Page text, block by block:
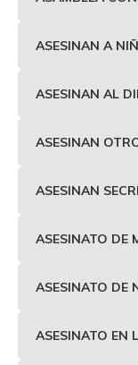
ASESINAN A
ASESINAN AL
ASESINAN
ASESINAN
ASESINATO DE
ASESINATO DE
ASESINATO EN